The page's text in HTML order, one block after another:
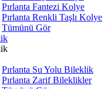
Pırlanta Fantezi Kolye
Pırlanta Renkli Taşlı Kolye
Tümünü Gör
Pırlanta Su Yolu Bileklik
Pırlanta Zarif Bileklikler